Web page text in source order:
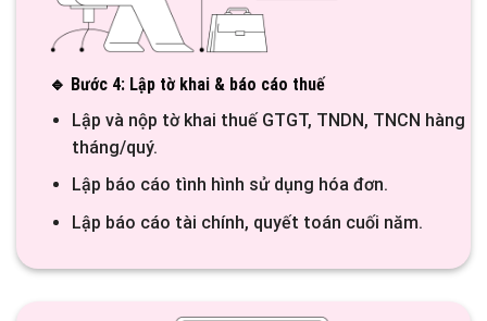
🔹 Bước 4: Lập tờ khai & báo cáo thuế
Lập và nộp tờ khai thuế GTGT, TNDN, TNCN hàng
tháng/quý.
Lập báo cáo tình hình sử dụng hóa đơn.
Lập báo cáo tài chính, quyết toán cuối năm.